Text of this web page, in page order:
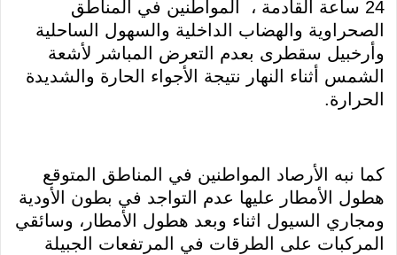
24 ساعة القادمة ، المواطنين في المناطق
الصحراوية والهضاب الداخلية والسهول الساحلية
وأرخبيل سقطرى بعدم التعرض المباشر لأشعة
الشمس أثناء النهار نتيجة الأجواء الحارة والشديدة
الحرارة.
كما نبه الأرصاد المواطنين في المناطق المتوقع
هطول الأمطار عليها عدم التواجد في بطون الأودية
ومجاري السيول اثناء وبعد هطول الأمطار، وسائقي
المركبات على الطرقات في المرتفعات الجبيلة